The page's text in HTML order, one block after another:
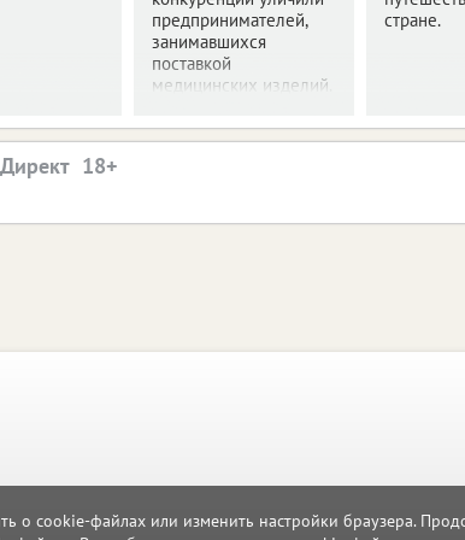
о cookie-файлах или изменить настройки браузера.
предпринимателей,
занимавшихся
поставкой
медицинских изделий.
стране.